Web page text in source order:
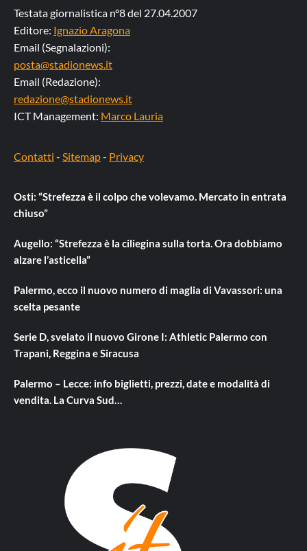
Testata giornalistica n°8 del 27.04.2007
Editore: Ignazio Aragona
Email (Segnalazioni):
posta@stadionews.it
Email (Redazione):
redazione@stadionews.it
ICT Management: Marco Lauria
Contatti - Sitemap- Privacy
Osti: “Strefezza è il colpo che volevamo. Mercato in entrata
chiuso”
Augello: “Strefezza è la ciliegina sulla torta. Ora dobbiamo
alzare l’asticella”
Palermo, ecco il nuovo numero di maglia di Vavassori: una
scelta pesante
Serie D, svelato il nuovo Girone I: Athletic Palermo con
Trapani, Reggina e Siracusa
Palermo – Lecce: info biglietti, prezzi, date e modalità di
vendita. La Curva Sud…